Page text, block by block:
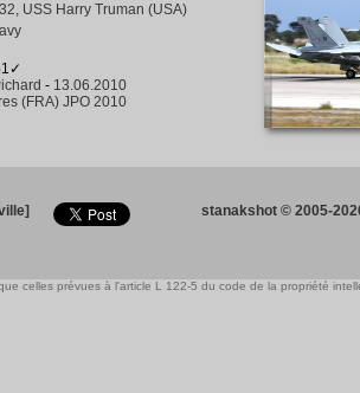
USS Harry Truman (USA)
- 13.06.2010
(FRA) JPO 2010
stanakshot © 2005-
celles prévues à l'article L 122-5 du code de la propriété